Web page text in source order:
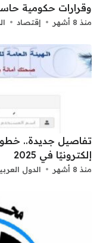
وقرارات حكومية
منذ 8 أشهر إقتصاد
تفاصيل جديدة..
إلكترونيًا في 2025
منذ 8 أشهر الدول